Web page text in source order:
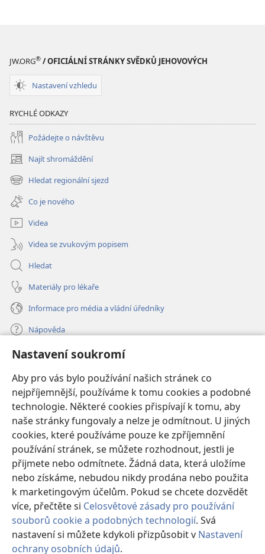
Nastavení soukromí
Aby pro vás bylo používání našich stránek co
nejpříjemnější, používáme k tomu cookies a podobné
technologie. Některé cookies přispívají k tomu, aby
naše stránky fungovaly a nelze je odmítnout. U jiných
cookies, které používáme pouze ke zpříjemnění
používání stránek, se můžete rozhodnout, jestli je
přijmete nebo odmítnete. Žádná data, která uložíme
nebo získáme, nebudou nikdy prodána nebo použita
k marketingovým účelům. Pokud se chcete dozvědět
více, přečtěte si Celosvětové zásady pro používání
souborů cookie a podobných technologií. Svá
nastavení si můžete kdykoli přizpůsobit v Nastavení
ochrany osobních údajů.
Písma
JW.ORG® / OFICIÁLNÍ STRÁNKY SVĚDKŮ JEHOVOVÝCH
Nastavení vzhledu
RYCHLÉ ODKAZY
Požádejte o návštěvu
Najít shromáždění
(otevřeno
nové
okno)
Hledat regionální sjezd
(otevřeno
nové
okno)
Co je nového
Videa
Videa se zvukovým popisem
Hledat
Materiály pro lékaře
Informace pro média a vládní úředníky
Nápověda
Dary
nové
okno) ONLINE KNIHOVNA Strážné věže
(otevřeno
nové
okno)JW Hub®
(otevřeno
nové
okno)JW Library
Watchtower Library
Copyright© 2026 Watch Tower Bible and Tract Society of Pennsylvania.
PODMÍNKY POUŽITÍ| OCHRANA SOUKROMÍ